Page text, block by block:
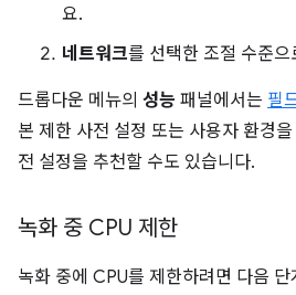
요.
네트워크를 선택한 조절 수준으
드롭다운 메뉴의 성능 패널에서는 필
본 제한 사전 설정 또는 사용자 환경
전 설정을 추천할 수도 있습니다.
녹화 중 CPU 제한
녹화 중에 CPU를 제한하려면 다음 단